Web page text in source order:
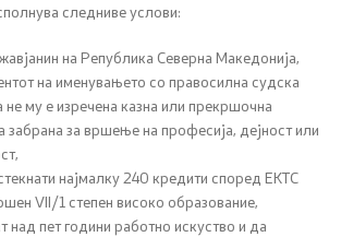
Со еден клик до сите услуги
следниве услови:
на Република Северна Македонија,
на именувањето со правосилна судска
не му е изречена казна или прекршочна
забрана за вршење на професија, дејност или
најмалку 240 кредити според ЕКТС
VII/1 степен високо образование,
над пет години работно искуство и да